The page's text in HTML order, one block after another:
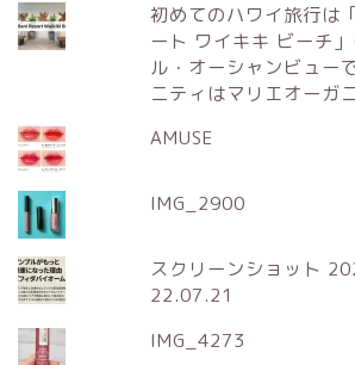
初めてのハワイ旅行は
ート ワイキキ ビーチ
ル・オーシャンビュー
ニティはマリエオーガ
AMUSE
IMG_2900
スクリーンショット
22.07.21
IMG_4273